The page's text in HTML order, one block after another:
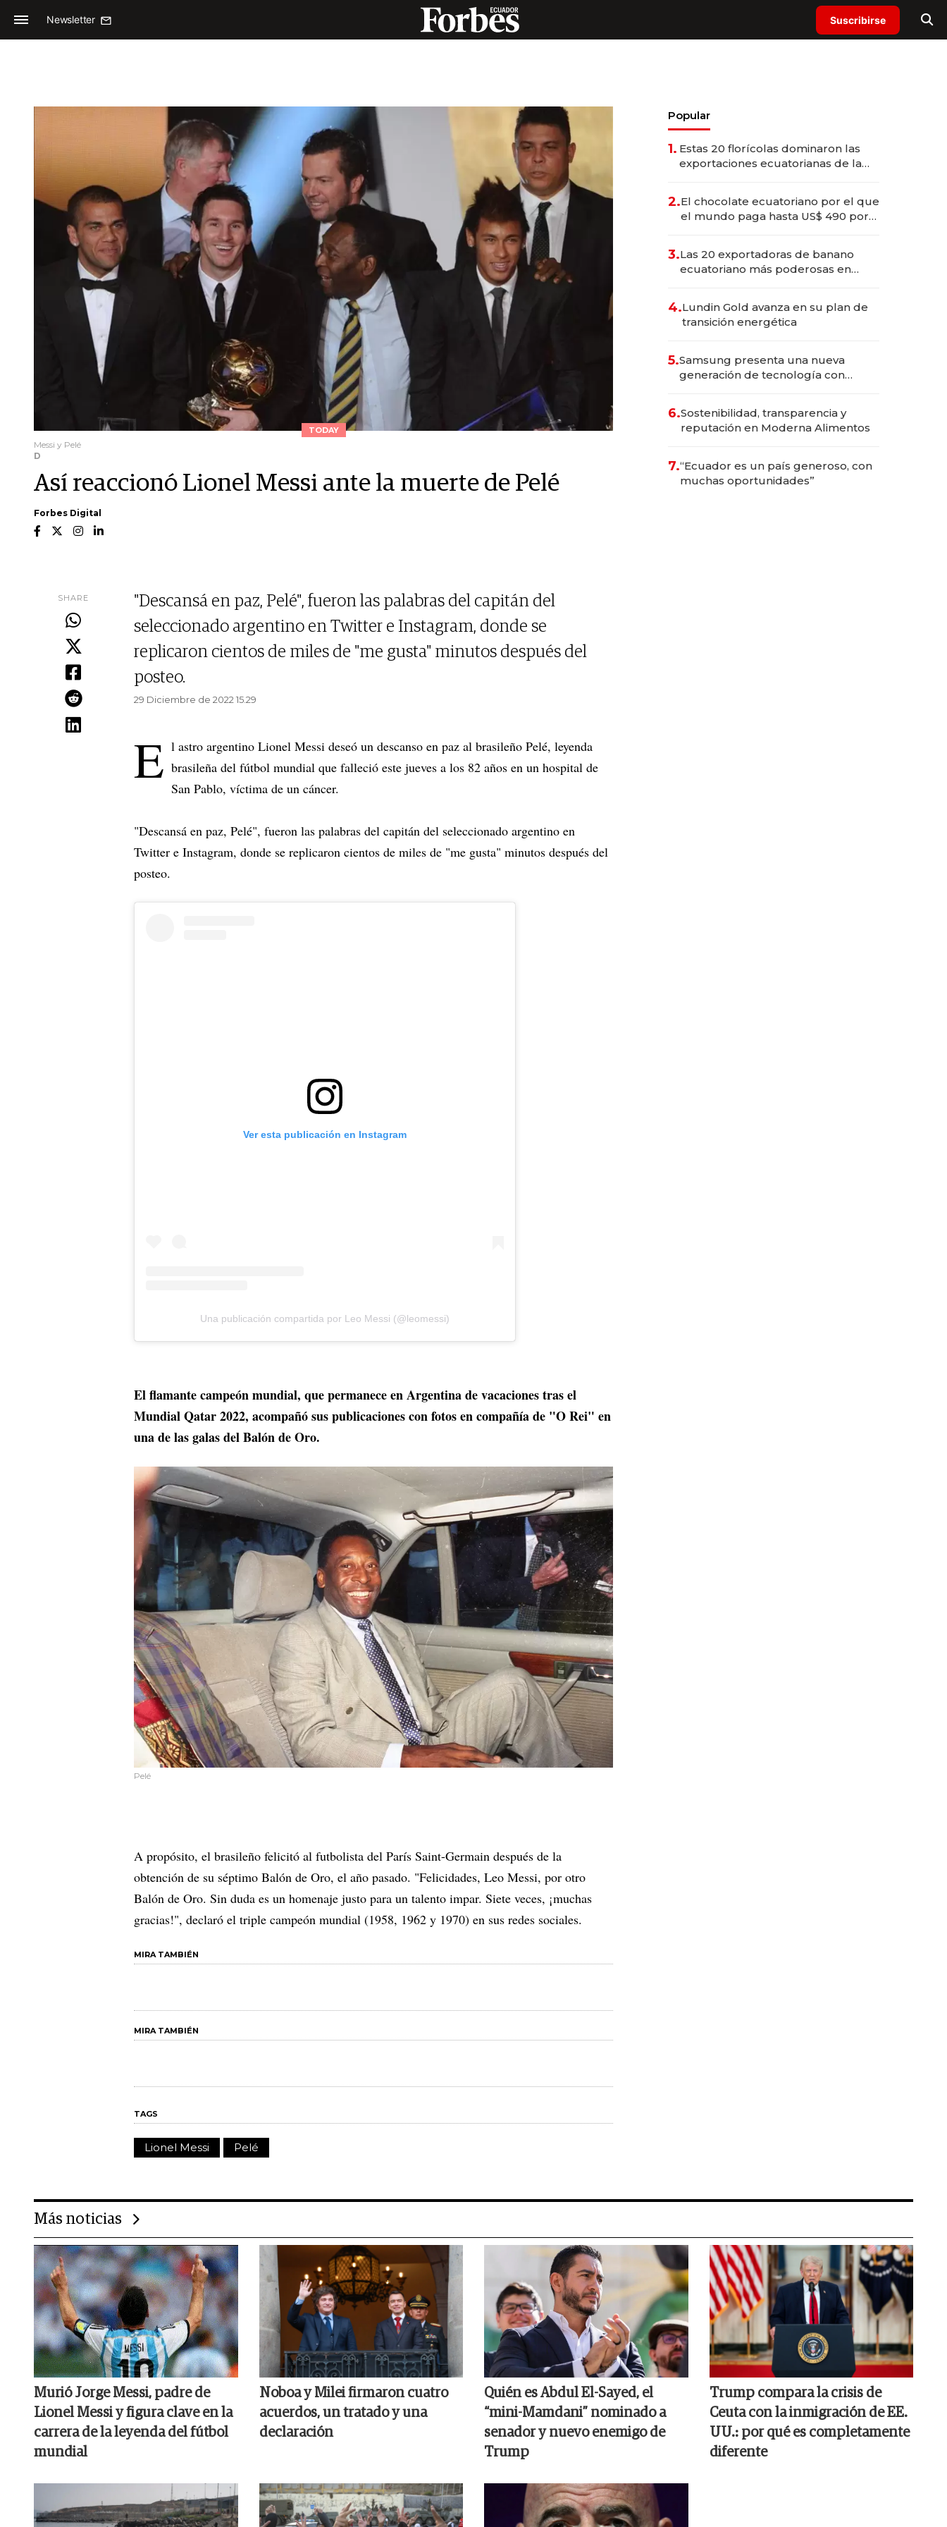
Newsletter Suscribirse
TODAY
Messi y Pelé
D
Así reaccionó Lionel Messi ante la muerte de Pelé
Forbes Digital
SHARE
"Descansá en paz, Pelé", fueron las palabras del capitán del
seleccionado argentino en Twitter e Instagram, donde se
replicaron cientos de miles de "me gusta" minutos después del
posteo.
29 Diciembre de 2022 15.29
E l astro argentino Lionel Messi deseó un descanso en paz al brasileño Pelé, leyenda
brasileña del fútbol mundial que falleció este jueves a los 82 años en un hospital de
San Pablo, víctima de un cáncer.
"Descansá en paz, Pelé", fueron las palabras del capitán del seleccionado argentino en
Twitter e Instagram, donde se replicaron cientos de miles de "me gusta" minutos después del
posteo.
Ver esta publicación en Instagram
Una publicación compartida por Leo Messi (@leomessi)
El flamante campeón mundial, que permanece en Argentina de vacaciones tras el
Mundial Qatar 2022, acompañó sus publicaciones con fotos en compañía de "O Rei" en
una de las galas del Balón de Oro.
Pelé
A propósito, el brasileño felicitó al futbolista del París Saint-Germain después de la
obtención de su séptimo Balón de Oro, el año pasado. "Felicidades, Leo Messi, por otro
Balón de Oro. Sin duda es un homenaje justo para un talento impar. Siete veces, ¡muchas
gracias!", declaró el triple campeón mundial (1958, 1962 y 1970) en sus redes sociales.
MIRA TAMBIÉN
MIRA TAMBIÉN
TAGS
Lionel Messi Pelé
Popular
1. Estas 20 florícolas dominaron las
exportaciones ecuatorianas de la
2.El chocolate ecuatoriano por el que
el mundo paga hasta US$ 490 por
3.Las 20 exportadoras de banano
ecuatoriano más poderosas en
4.Lundin Gold avanza en su plan de
transición energética
5.Samsung presenta una nueva
generación de tecnología con
6.Sostenibilidad, transparencia y
reputación en Moderna Alimentos
7.“Ecuador es un país generoso, con
muchas oportunidades”
Más noticias
Murió Jorge Messi, padre de
Lionel Messi y figura clave en la
carrera de la leyenda del fútbol
mundial
Noboa y Milei firmaron cuatro
acuerdos, un tratado y una
declaración
Quién es Abdul El-Sayed, el
“mini-Mamdani” nominado a
senador y nuevo enemigo de
Trump
Trump compara la crisis de
Ceuta con la inmigración de EE.
UU.: por qué es completamente
diferente